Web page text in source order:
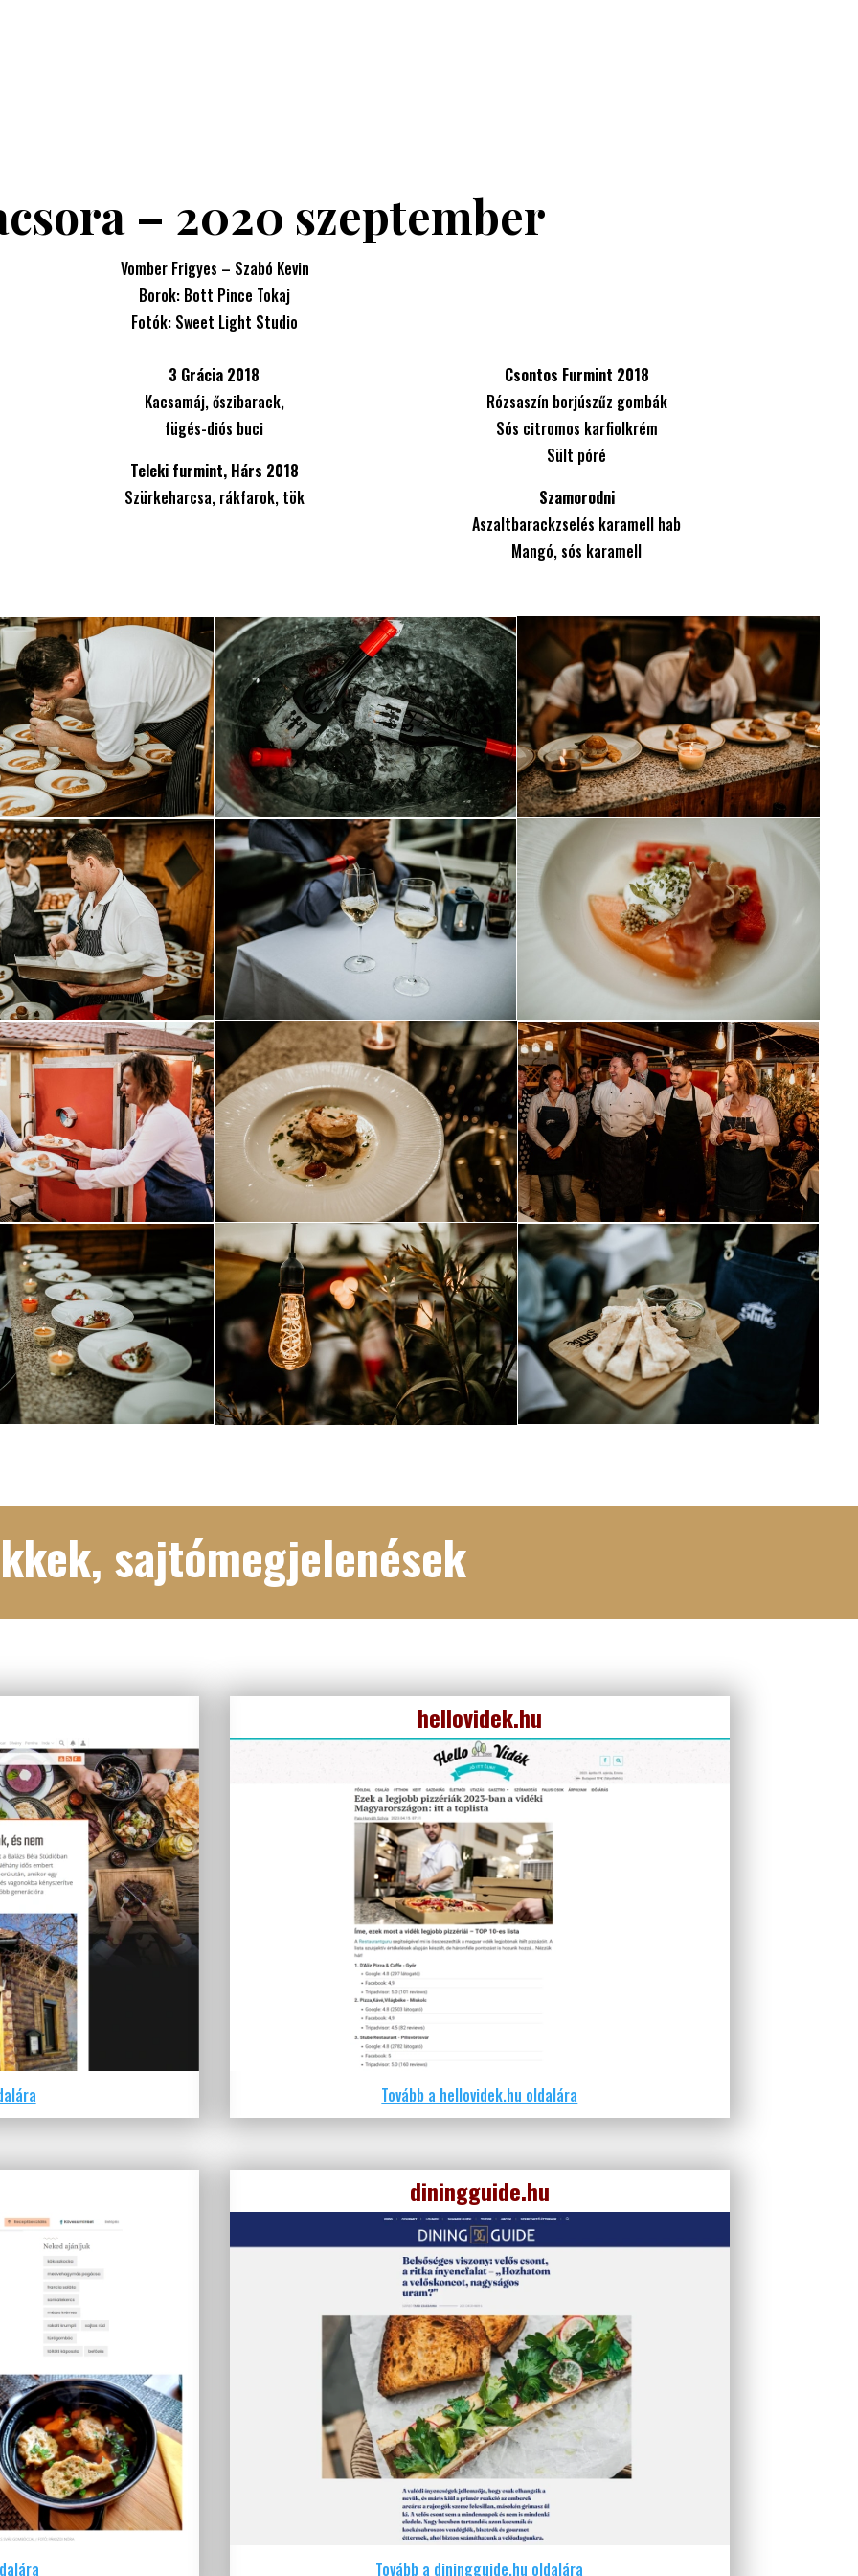
– 2020 szeptember
Vomber Frigyes – Szabó Kevin
Borok: Bott Pince Tokaj
Fotók: Sweet Light Studio
3 Grácia 2018
Kacsamáj, őszibarack,
fügés-diós buci
Teleki furmint, Hárs 2018
Szürkeharcsa, rákfarok, tök
Csontos Furmint 2018
Rózsaszín borjúszűz gombák
Sós citromos karfiolkrém
Sült póré
Szamorodni
Aszaltbarackzselés karamell hab
Mangó, sós karamell
sajtómegjelenések
hellovidek.hu
Tovább a hellovidek.hu oldalára
diningguide.hu
Tovább a diningguide.hu oldalára